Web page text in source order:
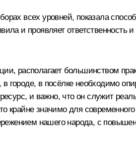
всех уровней, показала
и проявляет ответственность
располагает большинством
городе, в посёлке необходимо
и важно, что он служит
крайне значимо для
нашего народа, с